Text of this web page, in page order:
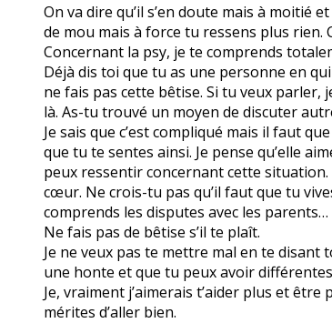
On va dire qu’il s’en doute mais à moitié
de mou mais à force tu ressens plus rien.
Concernant la psy, je te comprends
Déjà dis toi que tu as une personne en
ne fais pas cette bêtise. Si tu veux parler,
là. As-tu trouvé un moyen de discuter
Je sais que c’est compliqué mais il faut
que tu te sentes ainsi. Je pense qu’elle
peux ressentir concernant cette situation.
cœur. Ne crois-tu pas qu’il faut que tu
comprends les disputes avec les parents…
Ne fais pas de bêtise s’il te plaît.
Je ne veux pas te mettre mal en te
une honte et que tu peux avoir
Je, vraiment j’aimerais t’aider plus et
mérites d’aller bien.